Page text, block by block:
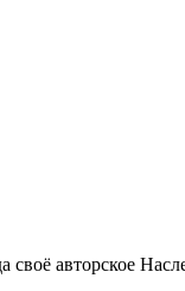
авторское